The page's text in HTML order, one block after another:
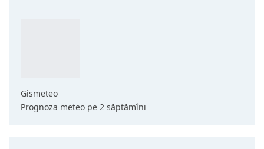
Gismeteo
Prognoza meteo pe 2 săptămîni